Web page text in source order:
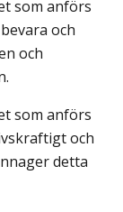
som anförs
och
och
som anförs
och
detta